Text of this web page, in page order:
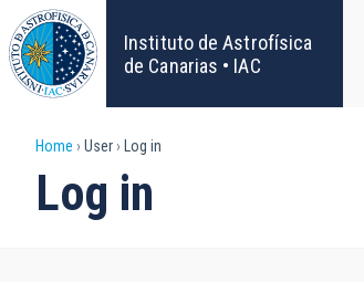
Skip
to
main
content
Instituto de Astrofísica
de Canarias • IAC
Breadcrumb
Home User Log in
Log in